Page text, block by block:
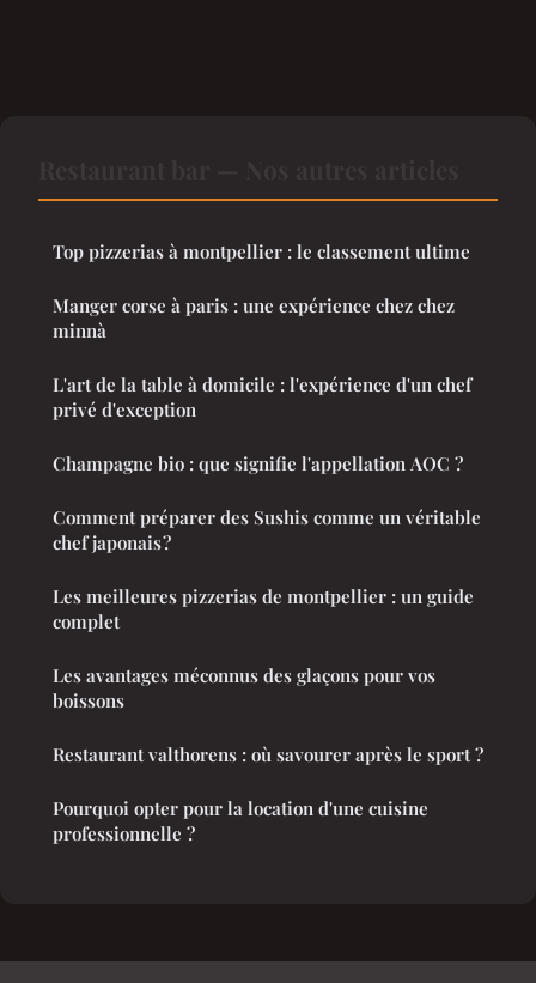
Top pizzerias à montpellier : le classement ultime
Manger corse à paris : une expérience chez chez
minnà
L'art de la table à domicile : l'expérience d'un chef
privé d'exception
Champagne bio : que signifie l'appellation AOC ?
Comment préparer des Sushis comme un véritable
chef japonais ?
Les meilleures pizzerias de montpellier : un guide
complet
Les avantages méconnus des glaçons pour vos
boissons
Restaurant valthorens : où savourer après le sport ?
Pourquoi opter pour la location d'une cuisine
professionnelle ?